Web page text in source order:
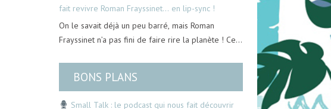
fait revivre Roman Frayssinet… en lip-sync !
On le savait déjà un peu barré, mais Roman
Frayssinet n’a pas fini de faire rire la planète ! Ce…
BONS PLANS
Small Talk : le podcast qui nous fait découvrir